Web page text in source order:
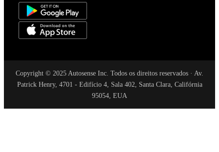
Copyright © 2025 Autosense Inc. Todos os direitos reservados · Av.
Patrick Henry, 4701 - Edifício 4, Sala 402, Santa Clara, Califórnia
95054, EUA